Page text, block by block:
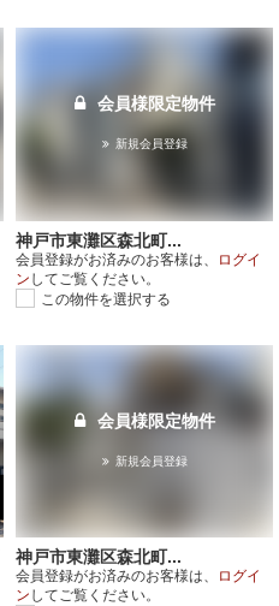
会員様限定物件
新規会員登録
神戸市東灘区森北町...
会員登録がお済みのお客様は、
ログイ
ン してご覧ください。
この物件を選択する
会員様限定物件
新規会員登録
神戸市東灘区森北町...
会員登録がお済みのお客様は、
ログイ
ン してご覧ください。